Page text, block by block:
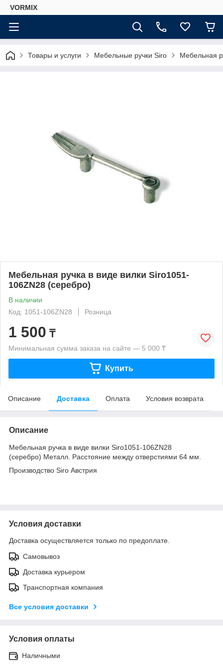
VORMIX
Товары и услуги Мебельные ручки Siro Мебельная
Мебельная ручка в виде вилки Siro1051-
106ZN28 (серебро)
В наличии
Код: 1051-106ZN28
Розница
1 500 ₸
Минимальная сумма заказа на сайте — 5 000 ₸
Купить
Описание Доставка Оплата Условия возврата
Описание
Мебельная ручка в виде вилки Siro1051-106ZN28
(серебро) Металл. Расстояние между отверстиями 64 мм.
Производство Siro Австрия
Условия доставки
Доставка осуществляется только по предоплате.
Самовывоз
Доставка курьером
Транспортная компания
Все условия доставки
Условия оплаты
Наличными